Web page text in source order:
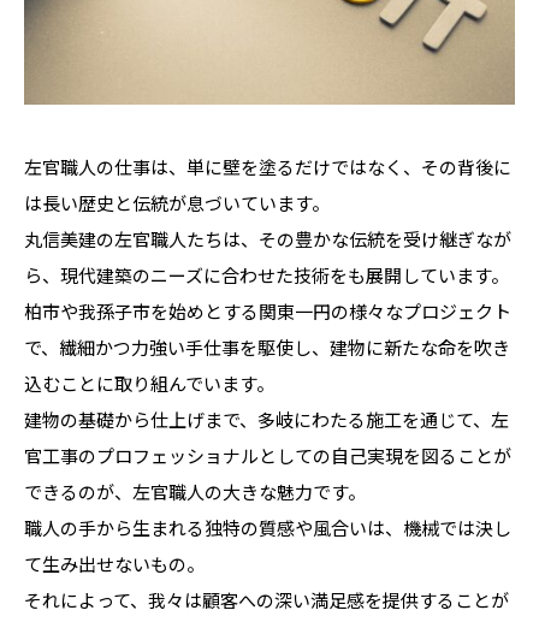
左官職人の仕事は、単に壁を塗るだけではなく、その背後に
は長い歴史と伝統が息づいています。
丸信美建の左官職人たちは、その豊かな伝統を受け継ぎなが
ら、現代建築のニーズに合わせた技術をも展開しています。
柏市や我孫子市を始めとする関東一円の様々なプロジェクト
で、繊細かつ力強い手仕事を駆使し、建物に新たな命を吹き
込むことに取り組んでいます。
建物の基礎から仕上げまで、多岐にわたる施工を通じて、左
官工事のプロフェッショナルとしての自己実現を図ることが
できるのが、左官職人の大きな魅力です。
職人の手から生まれる独特の質感や風合いは、機械では決し
て生み出せないもの。
それによって、我々は顧客への深い満足感を提供することが